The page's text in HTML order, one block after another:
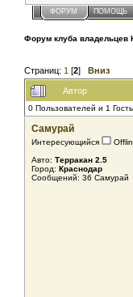
ФОРУМ ПОМОЩЬ
Форум клуба владельцев
Страниц: 1 [2] Вниз
Автор
0 Пользователей и 1
Самурай
Интересующийся
Авто: Терракан 2.5
Город: Краснодар
Сообщений: 36 Самурай